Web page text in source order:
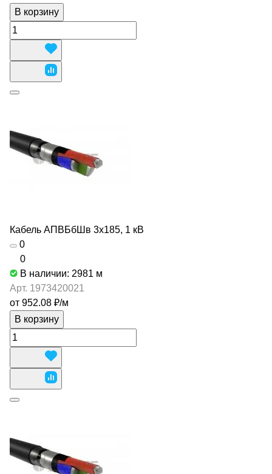
В корзину
Кабель АПВБбШв 3х185, 1 кВ
0
0
В наличии: 2981 м
Арт. 1973420021
от 952.08 ₽/м
В корзину